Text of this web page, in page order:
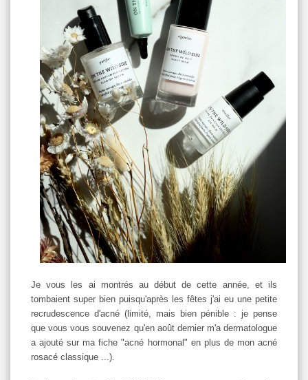
Je vous les ai montrés au début de cette année, et ils
tombaient super bien puisqu'après les fêtes j'ai eu une petite
recrudescence d'acné (limité, mais bien pénible : je pense
que vous vous souvenez qu'en août dernier m'a dermatologue
a ajouté sur ma fiche "acné hormonal" en plus de mon acné
rosacé classique ...).